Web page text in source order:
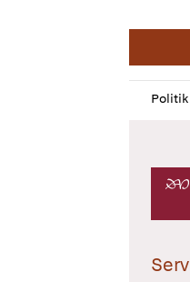
Politik
Profil
öffnen
Daz
Pur